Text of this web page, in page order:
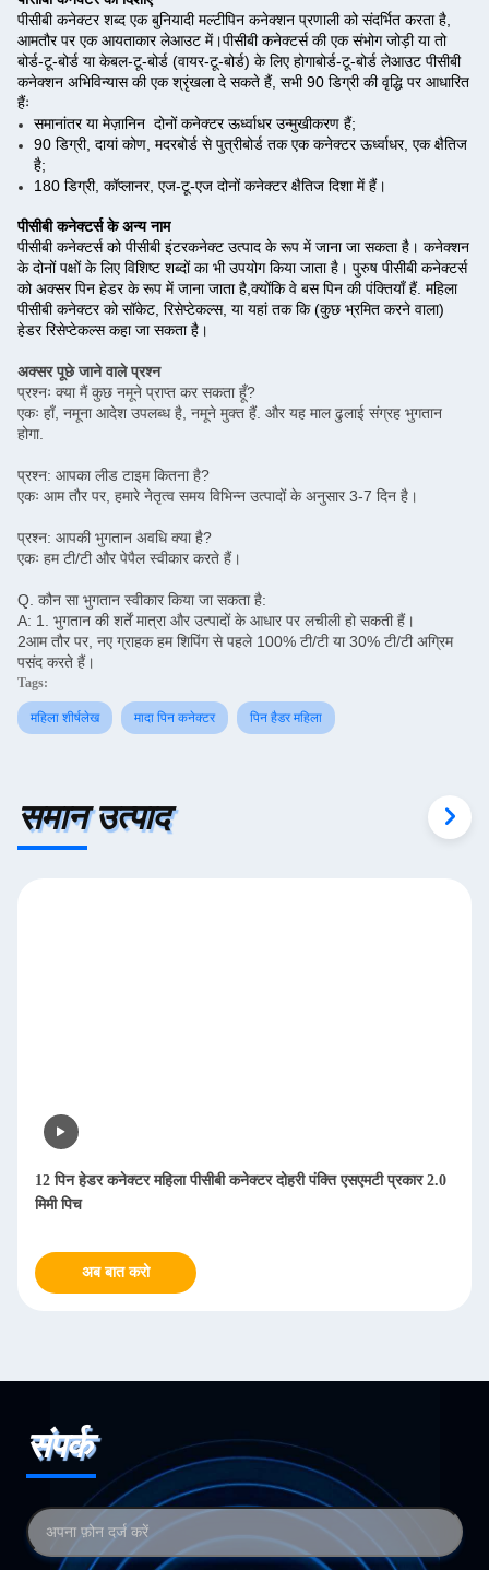
पीसीबी कनेक्टर शब्द एक बुनियादी मल्टीपिन कनेक्शन प्रणाली को संदर्भित करता है,
आमतौर पर एक आयताकार लेआउट में।पीसीबी कनेक्टर्स की एक संभोग जोड़ी या तो
बोर्ड-टू-बोर्ड या केबल-टू-बोर्ड (वायर-टू-बोर्ड) के लिए होगाबोर्ड-टू-बोर्ड लेआउट पीसीबी
कनेक्शन अभिविन्यास की एक श्रृंखला दे सकते हैं, सभी 90 डिग्री की वृद्धि पर आधारित
हैंः
समानांतर या मेज़ानिन ️ दोनों कनेक्टर ऊर्ध्वाधर उन्मुखीकरण हैं;
90 डिग्री, दायां कोण, मदरबोर्ड से पुत्रीबोर्ड तक एक कनेक्टर ऊर्ध्वाधर, एक क्षैतिज
है;
180 डिग्री, कॉप्लानर, एज-टू-एज दोनों कनेक्टर क्षैतिज दिशा में हैं।
पीसीबी कनेक्टर्स के अन्य नाम
पीसीबी कनेक्टर्स को पीसीबी इंटरकनेक्ट उत्पाद के रूप में जाना जा सकता है। कनेक्शन
के दोनों पक्षों के लिए विशिष्ट शब्दों का भी उपयोग किया जाता है। पुरुष पीसीबी कनेक्टर्स
को अक्सर पिन हेडर के रूप में जाना जाता है,क्योंकि वे बस पिन की पंक्तियाँ हैं. महिला
पीसीबी कनेक्टर को सॉकेट, रिसेप्टेकल्स, या यहां तक कि (कुछ भ्रमित करने वाला)
हेडर रिसेप्टेकल्स कहा जा सकता है।
अक्सर पूछे जाने वाले प्रश्न
प्रश्नः क्या मैं कुछ नमूने प्राप्त कर सकता हूँ?
एकः हाँ, नमूना आदेश उपलब्ध है, नमूने मुक्त हैं. और यह माल ढुलाई संग्रह भुगतान
होगा.
प्रश्न: आपका लीड टाइम कितना है?
एकः आम तौर पर, हमारे नेतृत्व समय विभिन्न उत्पादों के अनुसार 3-7 दिन है।
प्रश्न: आपकी भुगतान अवधि क्या है?
एकः हम टी/टी और पेपैल स्वीकार करते हैं।
Q. कौन सा भुगतान स्वीकार किया जा सकता है:
A: 1. भुगतान की शर्तें मात्रा और उत्पादों के आधार पर लचीली हो सकती हैं।
2आम तौर पर, नए ग्राहक हम शिपिंग से पहले 100% टी/टी या 30% टी/टी अग्रिम
पसंद करते हैं।
Tags:
महिला शीर्षलेख मादा पिन कनेक्टर पिन हैडर महिला
समान उत्पाद
12 पिन हेडर कनेक्टर महिला पीसीबी कनेक्टर दोहरी पंक्ति एसएमटी प्रकार 2.0
मिमी पिच
अब बात करो
संपर्क